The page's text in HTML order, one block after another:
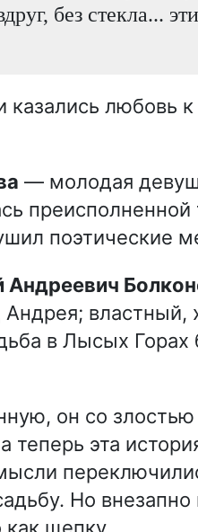
без стекла...
казались любовь
— молодая
поэтические
Андреевич
властный,
в Лысых
он со
теперь эта
Но